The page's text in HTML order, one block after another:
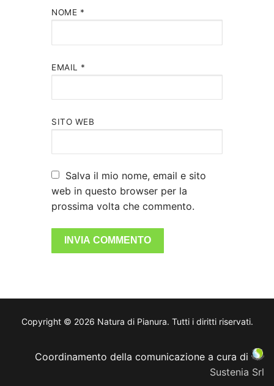
NOME *
EMAIL *
SITO WEB
Salva il mio nome, email e sito
web in questo browser per la
prossima volta che commento.
Copyright © 2026 Natura di Pianura. Tutti i diritti riservati.
Coordinamento della comunicazione a cura di
Sustenia Srl